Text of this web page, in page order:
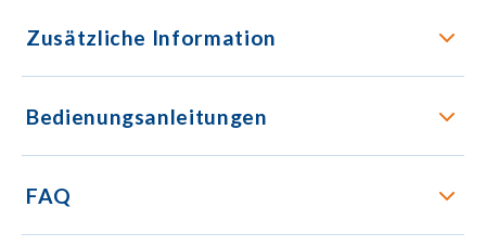
Zusätzliche Information
Bedienungsanleitungen
FAQ